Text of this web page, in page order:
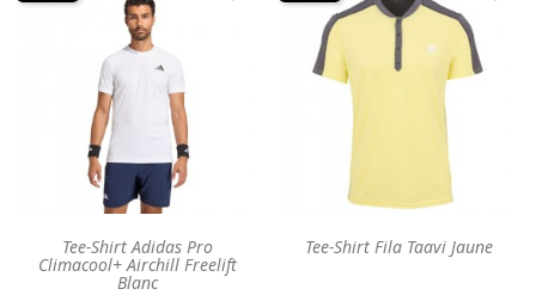
Tee-Shirt Adidas Pro
Climacool+ Airchill Freelift
Blanc
Tee-Shirt Fila Taavi Jaune